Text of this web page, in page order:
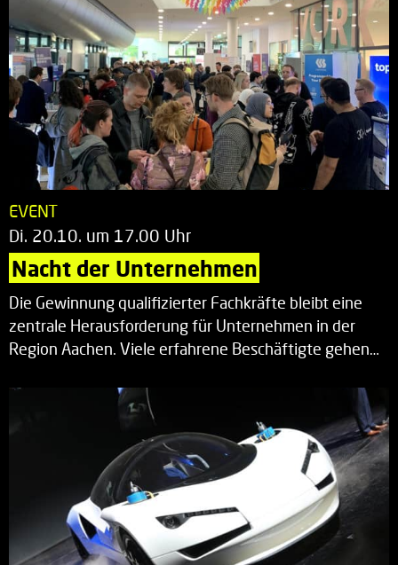
EVENT
Di. 20.10. um 17.00 Uhr
Nacht der Unternehmen
Die Gewinnung qualifizierter Fachkräfte bleibt eine
zentrale Herausforderung für Unternehmen in der
Region Aachen. Viele erfahrene Beschäftigte gehen…